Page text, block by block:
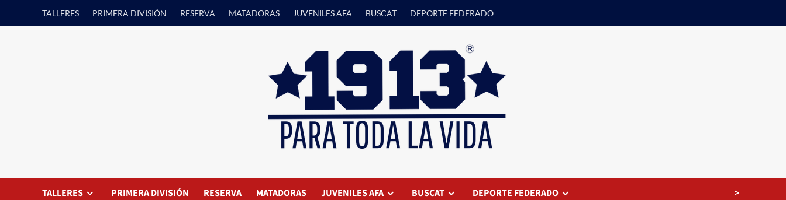
TALLERES PRIMERA DIVISIÓN RESERVA MATADORAS JUVENILES AFA BUSCAT DEPORTE FEDERADO
TALLERES PRIMERA DIVISIÓN RESERVA MATADORAS JUVENILES AFA BUSCAT DEPORTE FEDERADO >